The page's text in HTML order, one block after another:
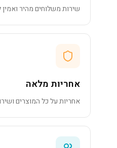
שירות משלוחים מהיר
אחריות מלאה
אחריות על כל המוצרים